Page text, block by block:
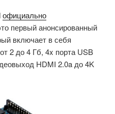
официально
первый анонсированный
включает в себя
2 до 4 Гб, 4x порта USB
HDMI 2.0a до 4K